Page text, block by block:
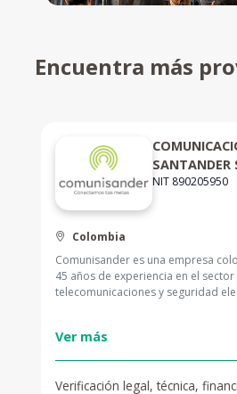
Encuentra más
SANTANDER
NIT 890205950
Colombia
Comunisander es una empresa
45 años de experiencia en el sector
telecomunicaciones y seguridad
organizaciones públicas y privadas.
de radiocomunicación,
Ver más
Verificación legal, técnica,